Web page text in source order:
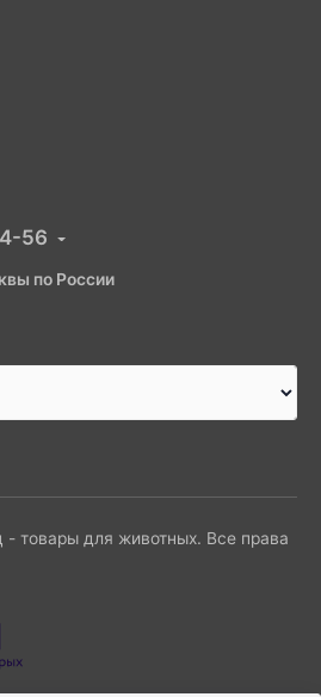
56
по России
товары для животных. Все права